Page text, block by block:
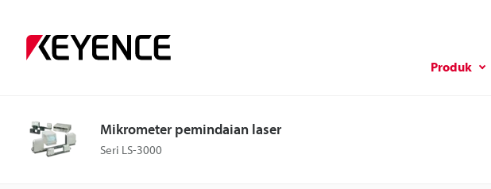
Produk
Mikrometer pemindaian laser
Seri LS-3000